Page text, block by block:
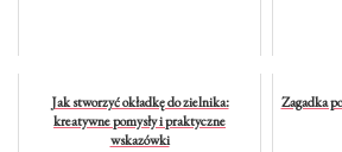
Jak stworzyć okładkę do zielnika:
kreatywne pomysły i praktyczne
wskazówki
Zagadka